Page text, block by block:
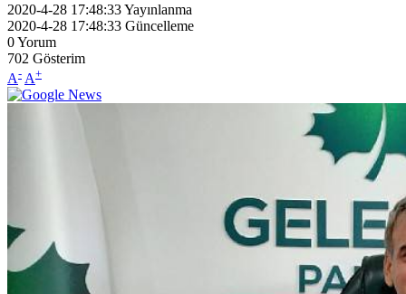
2020-4-28 17:48:33Yayınlanma
2020-4-28 17:48:33 Güncelleme
0Yorum
702 Gösterim
A- A+